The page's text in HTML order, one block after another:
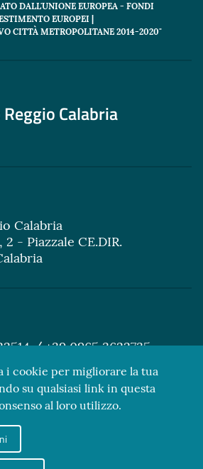
DALL'UNIONE EUROPEA - FONDI
EUROPEI |
CITTÀ METROPOLITANE 2014-2020"
Calabria
Calabria
2 - Piazzale CE.DIR.
/ +39 0965 3622735
i cookie per migliorare la tua
su qualsiasi link in questa
al loro utilizzo.